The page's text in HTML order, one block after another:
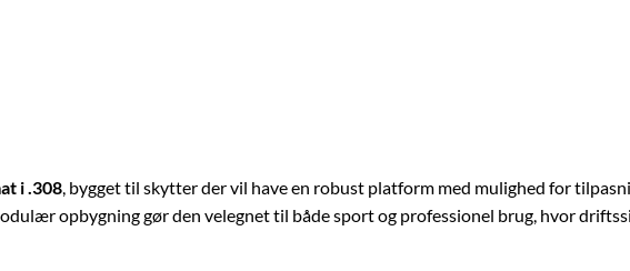
i .308, bygget til skytter der vil have en robust platform med mulighed for
opbygning gør den velegnet til både sport og professionel brug, hvor